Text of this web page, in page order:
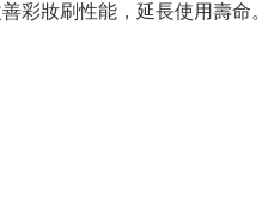
彩妝刷性能，延長使用壽命。